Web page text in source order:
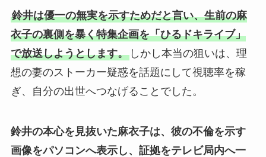
鈴井は優一の無実を示すためだと言い、生前の麻
衣子の裏側を暴く特集企画を「ひるドキライブ」
で放送しようとします。しかし本当の狙いは、理
想の妻のストーカー疑惑を話題にして視聴率を稼
ぎ、自分の出世へつなげることでした。
鈴井の本心を見抜いた麻衣子は、彼の不倫を示す
画像をパソコンへ表示し、証拠をテレビ局内へ一